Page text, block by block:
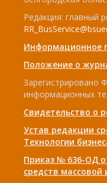
Редакция: главный
Информационное
Положение о
Зарегистрировано
информационных
Свидетельство о
Устав редакции
Технологии
Приказ № 636-ОД
средств